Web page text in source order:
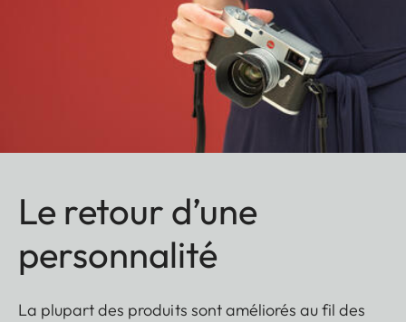
Le retour d’une
personnalité
La plupart des produits sont améliorés au fil des